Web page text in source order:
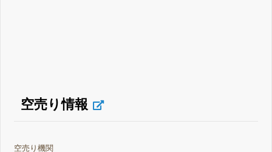
空売り情報
空売り機関